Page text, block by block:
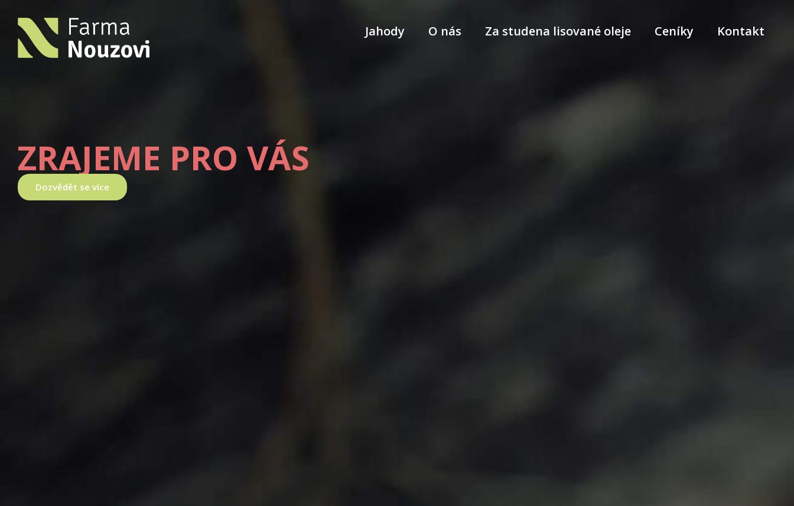
Jahody O nás Za studena lisované oleje Ceníky Kontakt
ZRAJEME PRO VÁS
Dozvědět se více